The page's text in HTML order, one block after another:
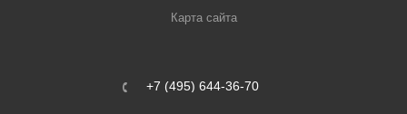
Карта сайта
+7 (495) 644-36-70